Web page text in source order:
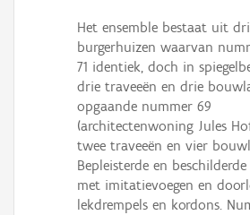
Het ensemble bestaat uit
burgerhuizen waarvan
71 identiek, doch in
drie traveeën en drie
opgaande nummer 69
(architectenwoning Jules
twee traveeën en vier
Bepleisterde en
met imitatievoegen en
lekdrempels en kordons.